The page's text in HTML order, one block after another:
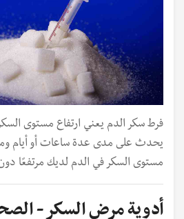
فرط سكر الدم يعني ارتفاع مستوى
يحدث على مدى عدة ساعات أو أيام
مستوى السكر في الدم لديك مرتفعًا
أدوية مرض السكر -